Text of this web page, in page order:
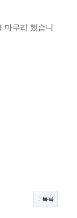
마무리 했습니
목록